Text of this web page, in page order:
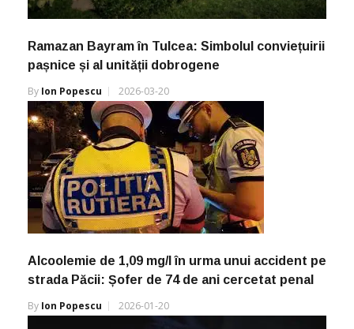
Ramazan Bayram în Tulcea: Simbolul conviețuirii
pașnice și al unității dobrogene
By Ion Popescu 2026-03-20
Alcoolemie de 1,09 mg/l în urma unui accident pe
strada Păcii: Șofer de 74 de ani cercetat penal
By Ion Popescu 2026-01-20